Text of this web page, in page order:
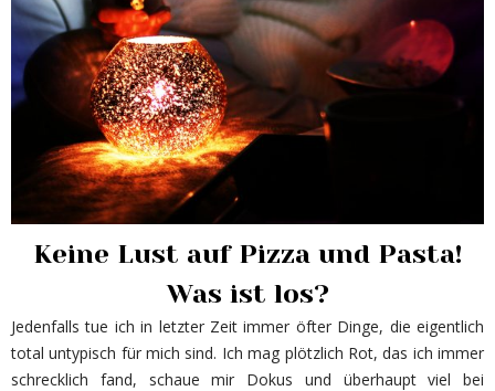
Keine Lust auf Pizza und Pasta!
Was ist los?
Jedenfalls tue ich in letzter Zeit immer öfter Dinge, die eigentlich
total untypisch für mich sind. Ich mag plötzlich Rot, das ich immer
schrecklich fand, schaue mir Dokus und überhaupt viel bei